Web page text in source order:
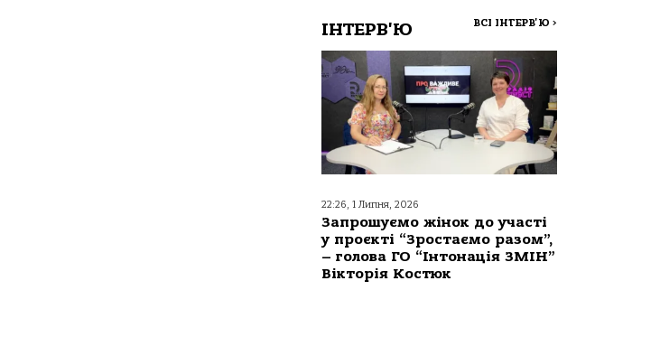
ІНТЕРВ'Ю ВСІ ІНТЕРВ'Ю >
22:26, 1 Липня, 2026
Запрошуємо жінок до участі
у проєкті “Зростаємо разом”,
– голова ГО “Інтонація ЗМІН”
Вікторія Костюк